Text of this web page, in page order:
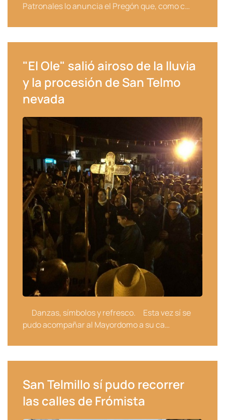
Patronales lo anuncia el Pregón que, como c…
"El Ole" salió airoso de la lluvia
y la procesión de San Telmo
nevada
Danzas, símbolos y refresco. Esta vez sí se
pudo acompañar al Mayordomo a su ca…
San Telmillo sí pudo recorrer
las calles de Frómista